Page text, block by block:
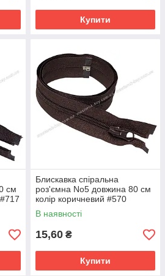
Купити
см
Блискавка спіральна
роз'ємна No5 довжина 80 см
колір коричневий #570
В наявності
15,60 ₴
Купити